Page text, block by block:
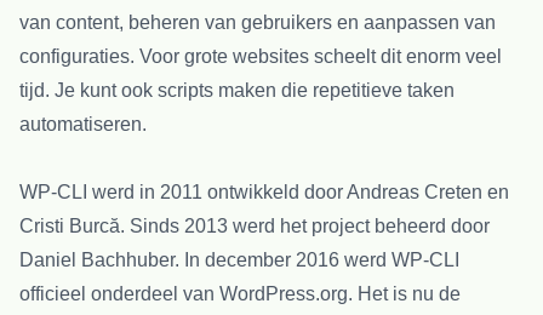
van content, beheren van gebruikers en aanpassen van
configuraties. Voor grote websites scheelt dit enorm veel
tijd. Je kunt ook scripts maken die repetitieve taken
automatiseren.
WP-CLI werd in 2011 ontwikkeld door Andreas Creten en
Cristi Burcă. Sinds 2013 werd het project beheerd door
Daniel Bachhuber. In december 2016 werd WP-CLI
officieel onderdeel van WordPress.org. Het is nu de